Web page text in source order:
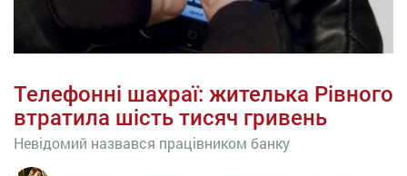
Телефонні шахраї: жителька Рівного
втратила шість тисяч гривень
Невідомий назвався працівником банку